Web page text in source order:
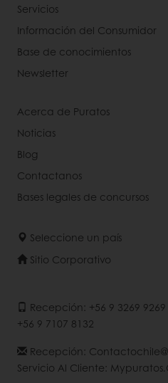
Servicios
Información del Consumidor
Base de conocimientos
Newsletter
Acerca de Puratos
Noticias
Blog
Contactanos
Bases legales de concursos
Seleccione un país
Sitio Corporativo
Recepción: +56 9 3269
+56 9 7107 8132
Recepción:
Servicio Al Cliente: